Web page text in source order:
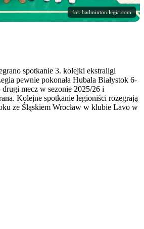
fot. badminton.legia.com
spotkanie 3. kolejki ekstraligi
pewnie pokonała Hubala Białystok 6-
mecz w sezonie 2025/26 i
Kolejne spotkanie legioniści rozegrają
ze Śląskiem Wrocław w klubie Lavo w